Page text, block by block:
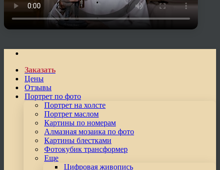
Заказать
Цены
Отзывы
Портрет по фото
Портрет на холсте
Портрет маслом
Картины по номерам
Алмазная мозаика по фото
Картины блестками
Фотокубик трансформер
Еще
Цифровая живопись